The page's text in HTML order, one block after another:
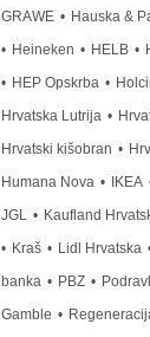
GRAWE • Hauska &
• Heineken • HELB •
• HEP Opskrba •
Hrvatska Lutrija •
Hrvatski kišobran •
Humana Nova • IKEA
JGL • Kaufland
• Kraš • Lidl Hrvatska
banka • PBZ •
Gamble •